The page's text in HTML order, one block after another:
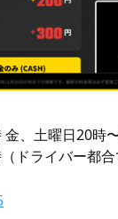
、土曜日20時
ドライバー都